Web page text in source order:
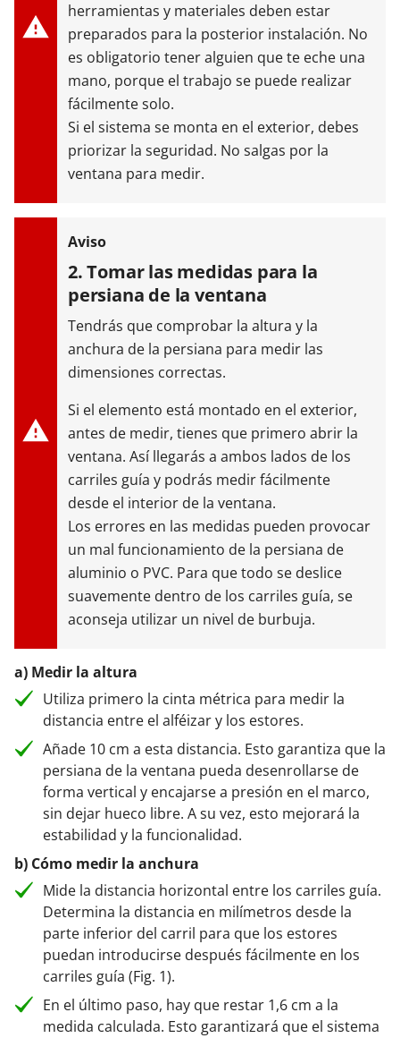
herramientas y materiales deben estar
preparados para la posterior instalación. No
es obligatorio tener alguien que te eche una
mano, porque el trabajo se puede realizar
fácilmente solo.
Si el sistema se monta en el exterior, debes
priorizar la seguridad. No salgas por la
ventana para medir.
2. Tomar las medidas para la
persiana de la ventana
Tendrás que comprobar la altura y la
anchura de la persiana para medir las
dimensiones correctas.
Si el elemento está montado en el exterior,
antes de medir, tienes que primero abrir la
ventana. Así llegarás a ambos lados de los
carriles guía y podrás medir fácilmente
desde el interior de la ventana.
Los errores en las medidas pueden provocar
un mal funcionamiento de la persiana de
aluminio o PVC. Para que todo se deslice
suavemente dentro de los carriles guía, se
aconseja utilizar un nivel de burbuja.
a) Medir la altura
Utiliza primero la cinta métrica para medir la
distancia entre el alféizar y los estores.
Añade 10 cm a esta distancia. Esto garantiza que la
persiana de la ventana pueda desenrollarse de
forma vertical y encajarse a presión en el marco,
sin dejar hueco libre. A su vez, esto mejorará la
estabilidad y la funcionalidad.
b) Cómo medir la anchura
Mide la distancia horizontal entre los carriles guía.
Determina la distancia en milímetros desde la
parte inferior del carril para que los estores
puedan introducirse después fácilmente en los
carriles guía (Fig. 1).
En el último paso, hay que restar 1,6 cm a la
medida calculada. Esto garantizará que el sistema